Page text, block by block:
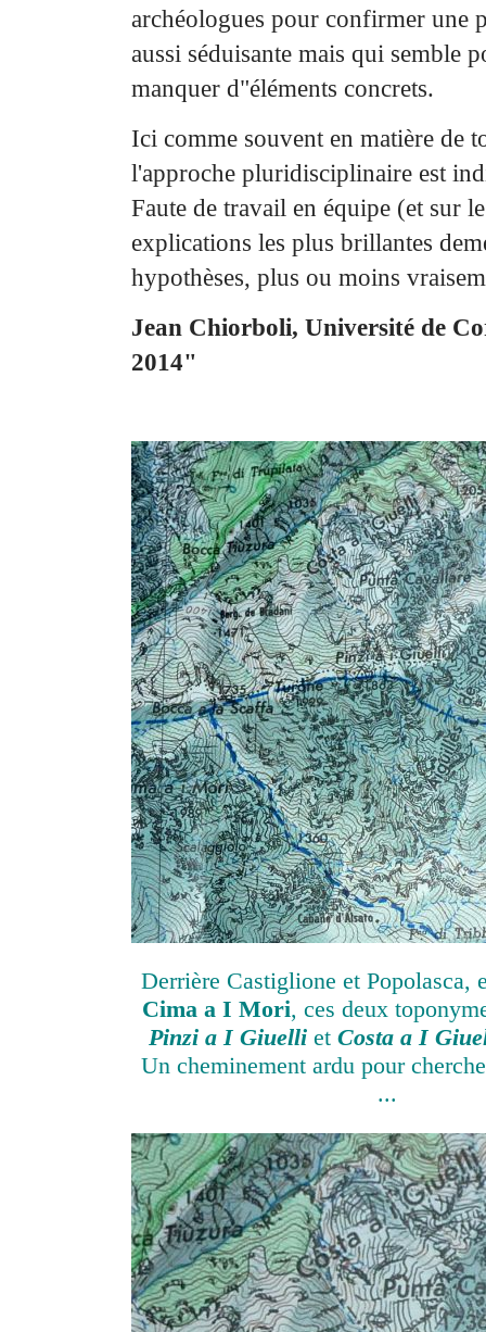
archéologues pour confirmer une
aussi séduisante mais qui semble
manquer d"éléments concrets.
Ici comme souvent en matière de
l'approche pluridisciplinaire est
Faute de travail en équipe (et sur
explications les plus brillantes
hypothèses, plus ou moins
Jean Chiorboli, Université de
2014"
Derrière Castiglione et Popolasca,
Cima a I Mori, ces deux
Pinzi a I Giuelli et Costa a I
Un cheminement ardu pour
...